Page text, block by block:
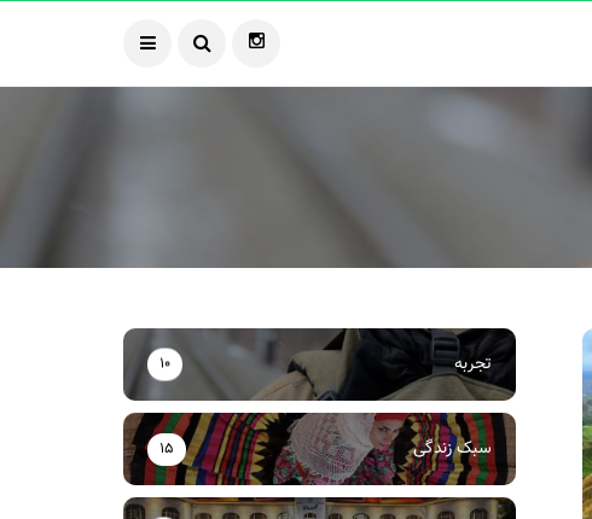
تجربه 10
سبک زندگی 15